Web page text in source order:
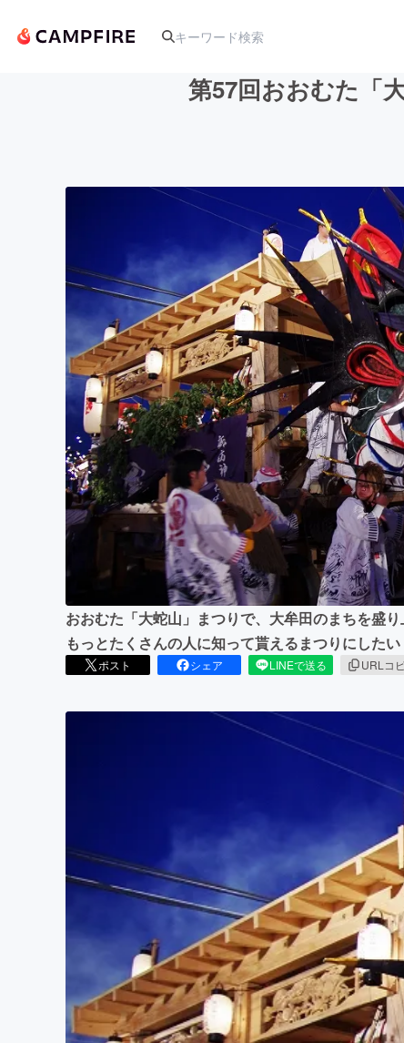
アート・写真
テクノロジー・ガジェット
映像・映画
ビジネス・起業
まちづくり・地域活性化
第57回おおむた「
おおむた「大蛇山」まつりで、大牟田のまちを盛
もっとたくさんの人に知って貰えるまつりにしたい
ポスト シェア LINEで送る URLコ